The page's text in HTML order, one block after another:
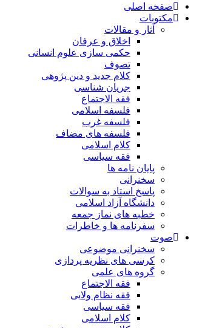
صفحه اصلی
مکتوبات
آثار و مقالات
اخلاق و عرفان
حکمی سازی علوم انسانی
تصوف
کلام جدید و دین پژوهی
جریان شناسی
فقه الاجتماع
فلسفه اسلامی
فلسفه غرب
فلسفه های مضاف
کلام اسلامی
فقه سیاسی
پایان نامه ها
سخنرانی
پاسخ استاد به سوالات
دانشگاه آزاد اسلامی
خطبه های نماز جمعه
سفرنامه ها و خاطرات
صوت
سخنرانی موضوعی
کرسی های نظریه پردازی
گروه های علمی
فقه الاجتماع
فقه نظام ولایی
فقه سیاسی
کلام اسلامی